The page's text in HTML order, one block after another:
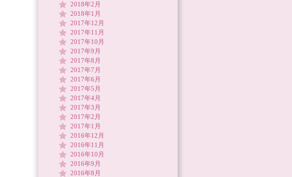
2018年2月
2018年1月
2017年12月
2017年11月
2017年10月
2017年9月
2017年8月
2017年7月
2017年6月
2017年5月
2017年4月
2017年3月
2017年2月
2017年1月
2016年12月
2016年11月
2016年10月
2016年9月
2016年8月